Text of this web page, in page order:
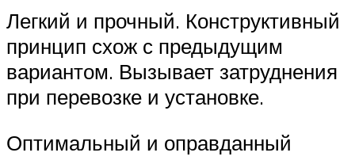
Легкий и прочный. Конструктивный
принцип схож с предыдущим
вариантом. Вызывает затруднения
при перевозке и установке.
Оптимальный и оправданный